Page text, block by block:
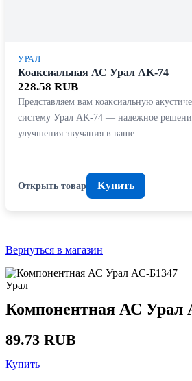
УРАЛ
Коаксиальная АС Урал AK-74
228.58 RUB
Представляем вам коаксиальную
систему Урал AK-74 — надежное
улучшения звучания в ваше…
Открыть товар Купить
Вернуться в магазин
Урал
Компонентная АС Урал
89.73 RUB
Купить